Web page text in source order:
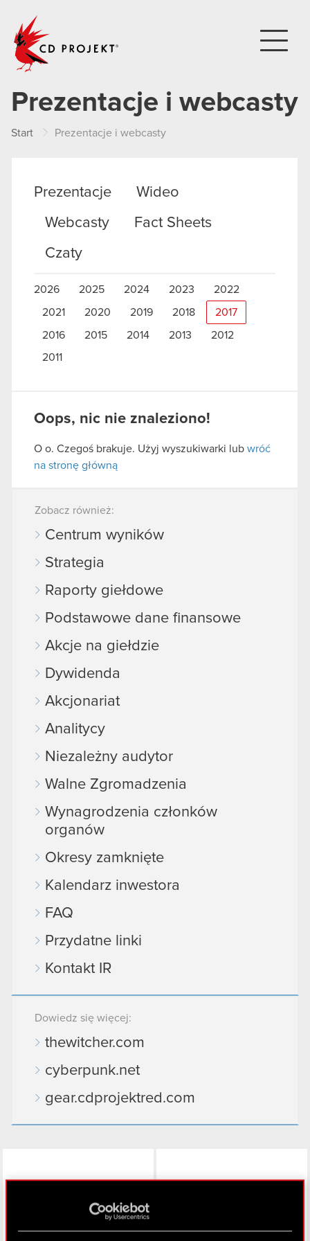
Prezentacje i webcasty
Start Prezentacje i webcasty
Prezentacje
Wideo
Webcasty
Fact Sheets
Czaty
2026 2025 2024 2023 2022
2021 2020 2019 2018 2017
2016 2015 2014 2013
2012
2011
Oops, nic nie znaleziono!
O o. Czegoś brakuje. Użyj wyszukiwarki lub wróć
na stronę główną
Zobacz również:
Centrum wyników
Strategia
Raporty giełdowe
Podstawowe dane finansowe
Akcje na giełdzie
Dywidenda
Akcjonariat
Analitycy
Niezależny audytor
Walne Zgromadzenia
Wynagrodzenia członków
organów
Okresy zamknięte
Kalendarz inwestora
FAQ
Przydatne linki
Kontakt IR
Dowiedz się więcej:
thewitcher.com
cyberpunk.net
gear.cdprojektred.com